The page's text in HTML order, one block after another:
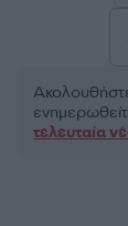
τελευταία